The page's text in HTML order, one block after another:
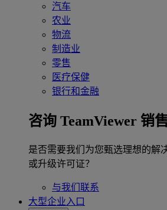
汽车
农业
物流
制造业
零售
医疗保健
银行和金融
咨询 TeamViewer 销
是否需要我们为您甄选理想的解
或升级许可证？
与我们联系
大型企业入口